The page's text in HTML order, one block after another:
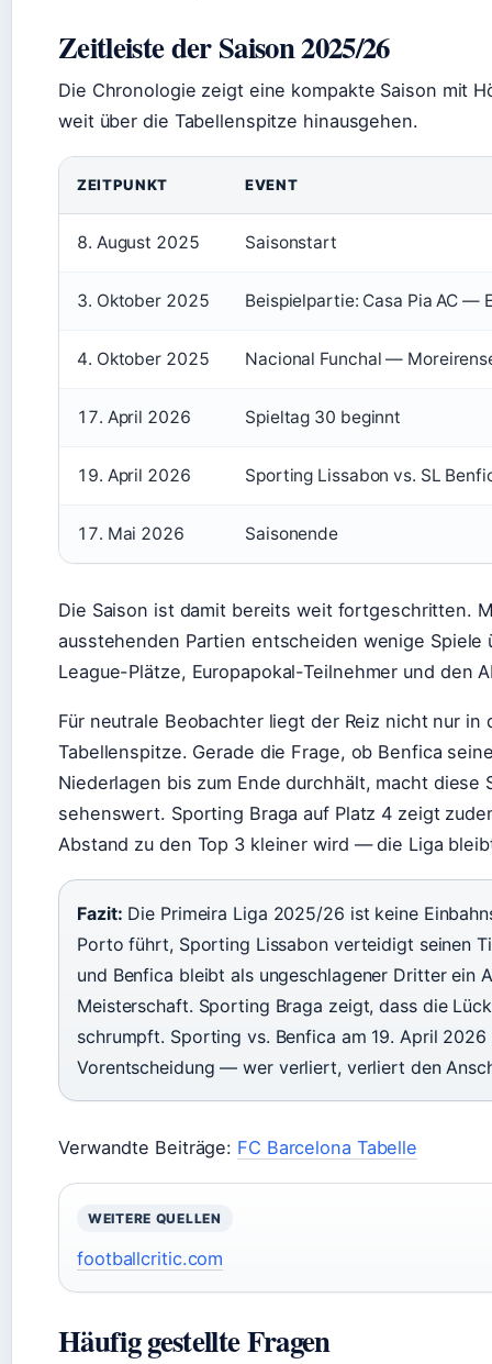
Zeitleiste der Saison 2025/26
Die Chronologie zeigt eine kompakte Saison mit
weit über die Tabellenspitze hinausgehen.
ZEITPUNKT EVENT
8. August 2025 Saisonstart
3. Oktober 2025 Beispielpartie: Casa Pia AC —
4. Oktober 2025 Nacional Funchal —
17. April 2026 Spieltag 30 beginnt
19. April 2026 Sporting Lissabon vs. SL
17. Mai 2026 Saisonende
Die Saison ist damit bereits weit fortgeschritten.
ausstehenden Partien entscheiden wenige Spiele
League-Plätze, Europapokal-Teilnehmer und den
Für neutrale Beobachter liegt der Reiz nicht nur in
Tabellenspitze. Gerade die Frage, ob Benfica
Niederlagen bis zum Ende durchhält, macht diese
sehenswert. Sporting Braga auf Platz 4 zeigt
Abstand zu den Top 3 kleiner wird — die Liga
Fazit: Die Primeira Liga 2025/26 ist keine
Porto führt, Sporting Lissabon verteidigt seinen
und Benfica bleibt als ungeschlagener Dritter ein
Meisterschaft. Sporting Braga zeigt, dass die
schrumpft. Sporting vs. Benfica am 19. April
Vorentscheidung — wer verliert, verliert den
Verwandte Beiträge: FC Barcelona Tabelle
WEITERE QUELLEN
footballcritic.com
Häufig gestellte Fragen